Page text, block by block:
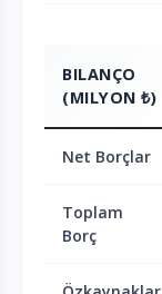
BILANÇO
(MILYON ₺)
Net Borçlar
Toplam
Borç